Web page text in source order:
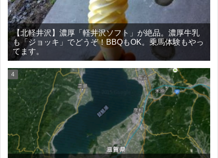
【北軽井沢】濃厚「軽井沢ソフト」が絶品。濃厚牛乳
も「ジョッキ」でどうぞ！BBQもOK。乗馬体験もやっ
てます。